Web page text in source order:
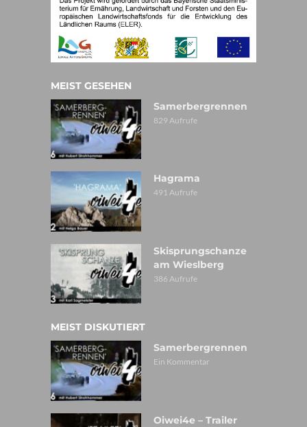
MEIST GESEHEN
Samerbergrennen
829 Aufrufe
Hagrama
491 Aufrufe
Skisprungschanze
am Wieslberg
386 Aufrufe
MEIST DISKUTIERT
Samerbergrennen
Ein Kommentar
Oiwei4e – Trailer